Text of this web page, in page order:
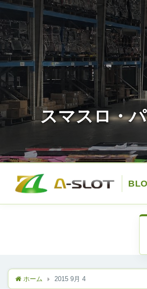
ホーム 2015 9月 4